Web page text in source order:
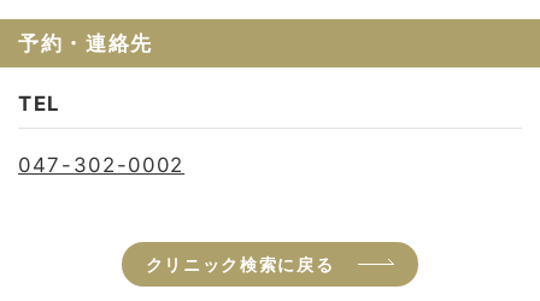
予約・連絡先
TEL
047-302-0002
クリニック検索に戻る